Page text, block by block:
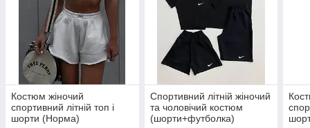
Костюм жіночий
спортивний літній топ і
шорти (Норма)
Спортивний літній жіночий
та чоловічий костюм
(шорти+футболка)